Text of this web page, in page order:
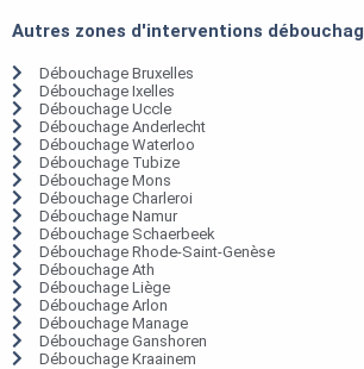
Autres zones d'interventions
Débouchage Bruxelles
Débouchage Ixelles
Débouchage Uccle
Débouchage Anderlecht
Débouchage Waterloo
Débouchage Tubize
Débouchage Mons
Débouchage Charleroi
Débouchage Namur
Débouchage Schaerbeek
Débouchage Rhode-Saint-Genèse
Débouchage Ath
Débouchage Liège
Débouchage Arlon
Débouchage Manage
Débouchage Ganshoren
Débouchage Kraainem